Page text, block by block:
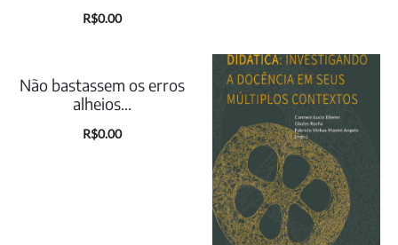
R$0.00
Não bastassem os erros
alheios…
R$0.00